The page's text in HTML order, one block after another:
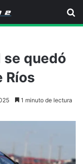
se quedó
Ríos
1 minuto de lectura